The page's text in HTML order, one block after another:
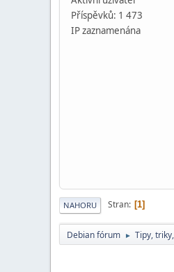
Příspěvků: 1 473
IP zaznamenána
NAHORU Stran 1
Debian fórum ► Tipy,